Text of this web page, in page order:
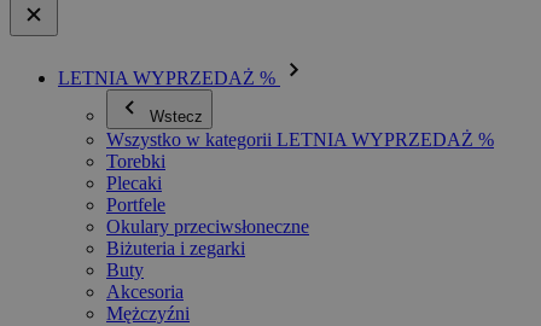
LETNIA WYPRZEDAŻ %
Wstecz
Wszystko w kategorii LETNIA WYPRZEDAŻ %
Torebki
Plecaki
Portfele
Okulary przeciwsłoneczne
Biżuteria i zegarki
Buty
Akcesoria
Mężczyźni